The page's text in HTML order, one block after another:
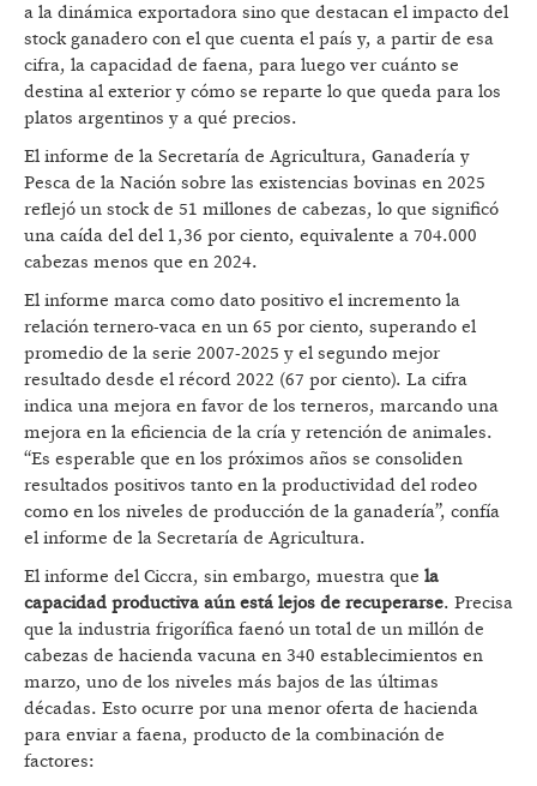
a la dinámica exportadora sino que destacan el impacto del
stock ganadero con el que cuenta el país y, a partir de esa
cifra, la capacidad de faena, para luego ver cuánto se
destina al exterior y cómo se reparte lo que queda para los
platos argentinos y a qué precios.
El informe de la Secretaría de Agricultura, Ganadería y
Pesca de la Nación sobre las existencias bovinas en 2025
reflejó un stock de 51 millones de cabezas, lo que significó
una caída del del 1,36 por ciento, equivalente a 704.000
cabezas menos que en 2024.
El informe marca como dato positivo el incremento la
relación ternero-vaca en un 65 por ciento, superando el
promedio de la serie 2007-2025 y el segundo mejor
resultado desde el récord 2022 (67 por ciento). La cifra
indica una mejora en favor de los terneros, marcando una
mejora en la eficiencia de la cría y retención de animales.
“Es esperable que en los próximos años se consoliden
resultados positivos tanto en la productividad del rodeo
como en los niveles de producción de la ganadería”, confía
el informe de la Secretaría de Agricultura.
El informe del Ciccra, sin embargo, muestra que la
capacidad productiva aún está lejos de recuperarse. Precisa
que la industria frigorífica faenó un total de un millón de
cabezas de hacienda vacuna en 340 establecimientos en
marzo, uno de los niveles más bajos de las últimas
décadas. Esto ocurre por una menor oferta de hacienda
para enviar a faena, producto de la combinación de
factores: